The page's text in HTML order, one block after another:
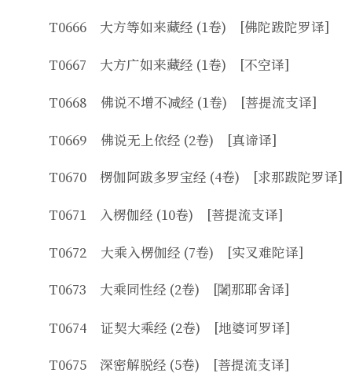
T0666 大方等如来藏经 (1卷) [佛陀跋陀罗译]
T0667 大方广如来藏经 (1卷) [不空译]
T0668 佛说不增不减经 (1卷) [菩提流支译]
T0669 佛说无上依经 (2卷) [真谛译]
T0670 楞伽阿跋多罗宝经 (4卷) [求那跋陀罗译]
T0671 入楞伽经 (10卷) [菩提流支译]
T0672 大乘入楞伽经 (7卷) [实叉难陀译]
T0673 大乘同性经 (2卷) [闍那耶舍译]
T0674 证契大乘经 (2卷) [地婆诃罗译]
T0675 深密解脱经 (5卷) [菩提流支译]